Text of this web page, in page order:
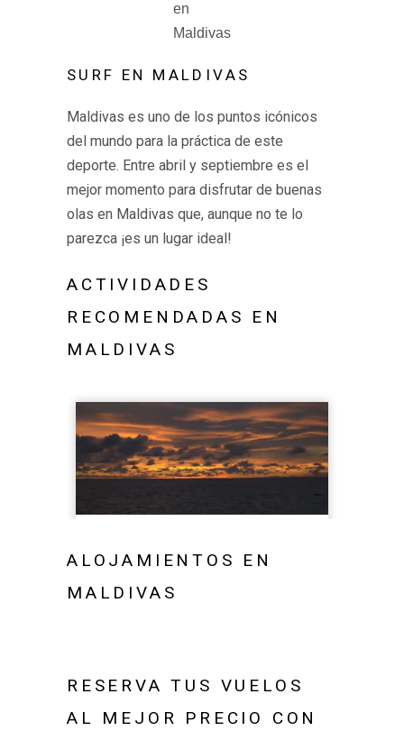
en
Maldivas
SURF EN MALDIVAS
Maldivas es uno de los puntos icónicos
del mundo para la práctica de este
deporte. Entre abril y septiembre es el
mejor momento para disfrutar de buenas
olas en Maldivas que, aunque no te lo
parezca ¡es un lugar ideal!
ACTIVIDADES
RECOMENDADAS EN
MALDIVAS
ALOJAMIENTOS EN
MALDIVAS
RESERVA TUS VUELOS
AL MEJOR PRECIO CON